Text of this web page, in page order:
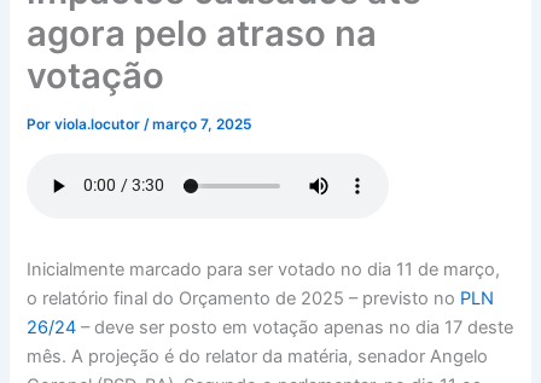
agora pelo atraso na
votação
Porviola.locutor/março 7, 2025
Inicialmente marcado para ser votado no dia 11 de março,
o relatório final do Orçamento de 2025 – previsto no PLN
26/24– deve ser posto em votação apenas no dia 17 deste
mês. A projeção é do relator da matéria, senador Angelo